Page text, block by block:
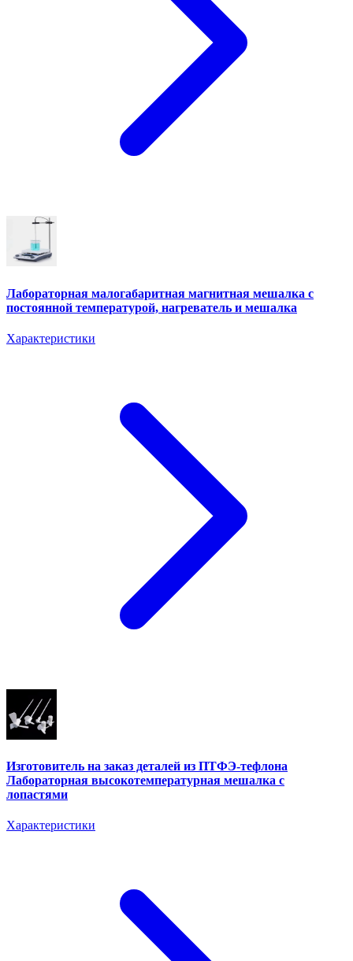
Лабораторная малогабаритная магнитная мешалка с
постоянной температурой, нагреватель и мешалка
Характеристики
Изготовитель на заказ деталей из ПТФЭ-тефлона
Лабораторная высокотемпературная мешалка с
лопастями
Характеристики